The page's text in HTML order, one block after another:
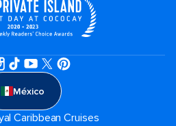
México
Caribbean Cruises